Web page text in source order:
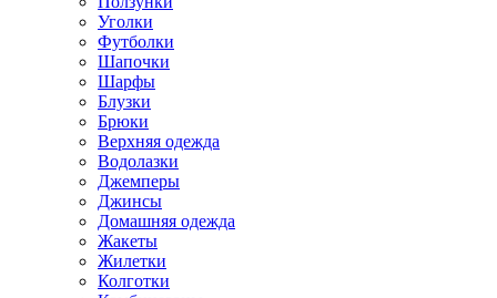
Уголки
Футболки
Шапочки
Шарфы
Блузки
Брюки
Верхняя одежда
Водолазки
Джемперы
Джинсы
Домашняя одежда
Жакеты
Жилетки
Колготки